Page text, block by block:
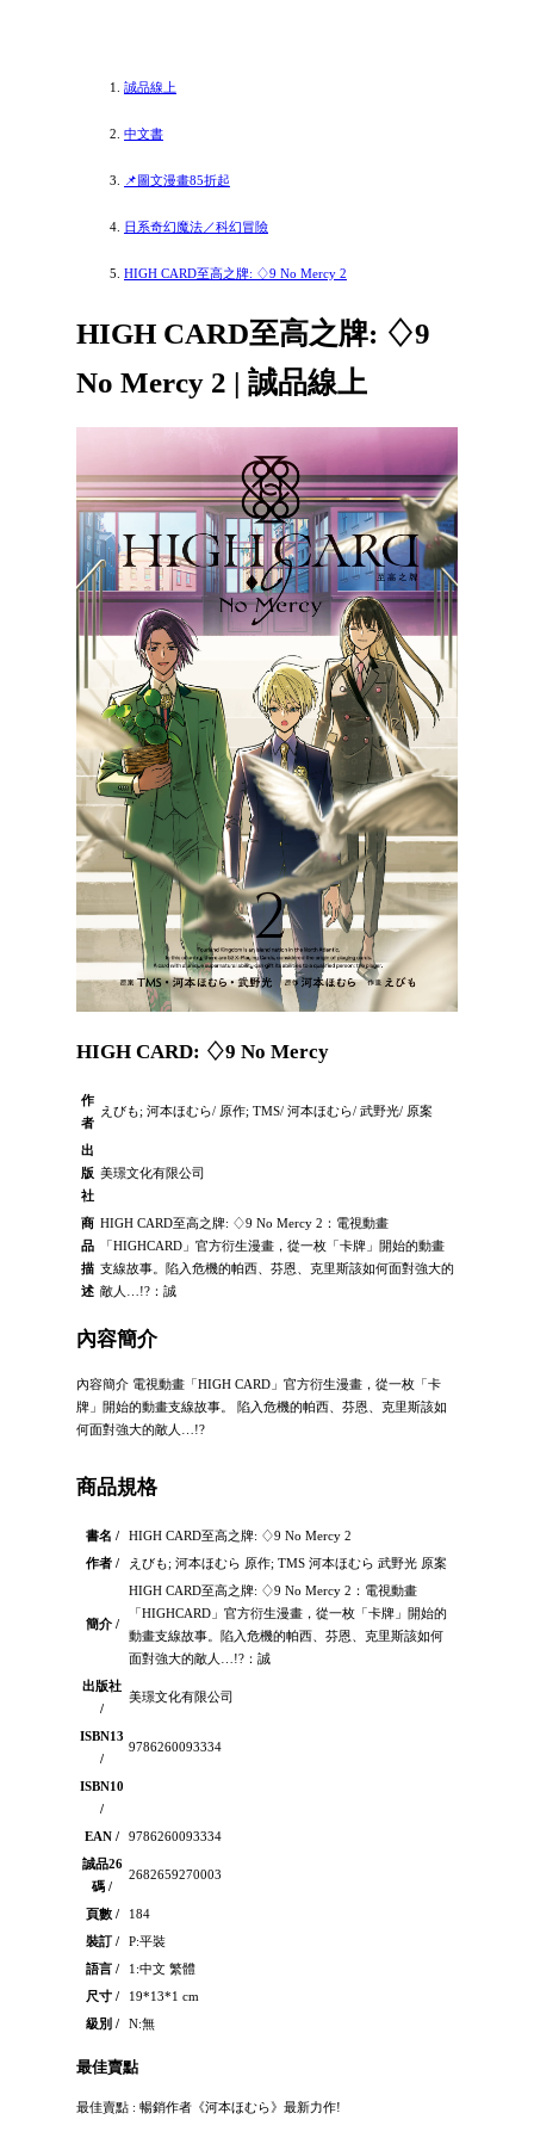
誠品線上
中文書
📌圖文漫畫85折起
日系奇幻魔法／科幻冒險
HIGH CARD至高之牌: ♢9 No Mercy 2
HIGH CARD至高之牌: ♢9
No Mercy 2 | 誠品線上
HIGH CARD: ♢9 No Mercy
作
者
えびも; 河本ほむら/ 原作; TMS/ 河本ほむら/ 武野光/ 原案
出
版
社
美璟文化有限公司
商
品
描
述
HIGH CARD至高之牌: ♢9 No Mercy 2：電視動畫
「HIGHCARD」官方衍生漫畫，從一枚「卡牌」開始的動畫
支線故事。陷入危機的帕西、芬恩、克里斯該如何面對強大的
敵人…!?：誠
內容簡介
內容簡介 電視動畫「HIGH CARD」官方衍生漫畫，從一枚「卡
牌」開始的動畫支線故事。 陷入危機的帕西、芬恩、克里斯該如
何面對強大的敵人…!?
商品規格
書名 /
HIGH CARD至高之牌: ♢9 No Mercy 2
作者 /
えびも; 河本ほむら 原作; TMS 河本ほむら 武野光 原案
簡介 /
HIGH CARD至高之牌: ♢9 No Mercy 2：電視動畫
「HIGHCARD」官方衍生漫畫，從一枚「卡牌」開始的
動畫支線故事。陷入危機的帕西、芬恩、克里斯該如何
面對強大的敵人…!?：誠
出版社
/
美璟文化有限公司
ISBN13
/
9786260093334
ISBN10
/
EAN /
9786260093334
誠品26
碼 /
2682659270003
頁數 /
184
裝訂 /
P:平裝
語言 /
1:中文 繁體
尺寸 /
19*13*1 cm
級別 /
N:無
最佳賣點
最佳賣點 : 暢銷作者《河本ほむら》最新力作!